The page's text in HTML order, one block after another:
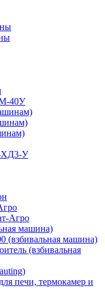
40У
ХД3-У
Агро
машина)
машина)
(взбивальная
печи, термокамер и